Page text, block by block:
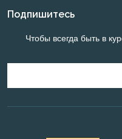
Подпишитесь
Чтобы всегда быть в